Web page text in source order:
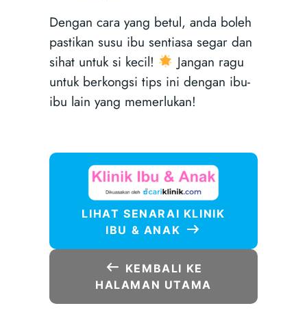
Dengan cara yang betul, anda boleh
pastikan susu ibu sentiasa segar dan
sihat untuk si kecil!
Jangan ragu
untuk berkongsi tips ini dengan ibu-
ibu lain yang memerlukan!
LIHAT SENARAI KLINIK
IBU & ANAK
KEMBALI KE
HALAMAN UTAMA